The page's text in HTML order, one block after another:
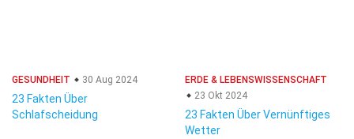
GESUNDHEIT 30 Aug 2024
23 Fakten Über
Schlafscheidung
ERDE & LEBENSWISSENSCHAFT
23 Okt 2024
23 Fakten Über Vernünftiges
Wetter